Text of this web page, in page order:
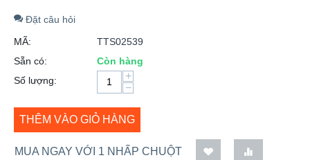
Đặt câu hỏi
MÃ:
TTS02539
Sẵn có:
Còn hàng
Số lượng:
+
−
THÊM VÀO GIỎ HÀNG
MUA NGAY VỚI 1 NHẤP CHUỘT